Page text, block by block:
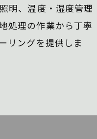
明、温度・湿度管理
処理の作業から丁寧
リングを提供しま